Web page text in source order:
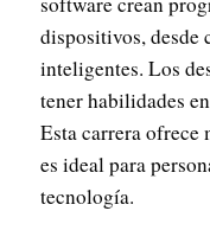
dispositivos, desde
inteligentes. Los
tener habilidades
Esta carrera ofrece
es ideal para
tecnología.